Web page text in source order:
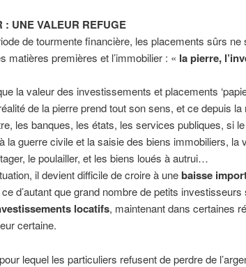
: UNE VALEUR REFUGE
de tourmente financière, les placements sûrs ne
matières premières et l’immobilier : « la pierre,
la valeur des investissements et placements
de la pierre prend tout son sens, et ce depuis
les banques, les états, les services publiques, si
la guerre civile et la saisie des biens immobiliers, la
le poulailler, et les biens loués à autrui…
il devient difficile de croire à unebaisse
ce d’autant que grand nombre de petits
locatifs, maintenant dans certaines
certaine.
lequel les particuliers refusent de perdre de